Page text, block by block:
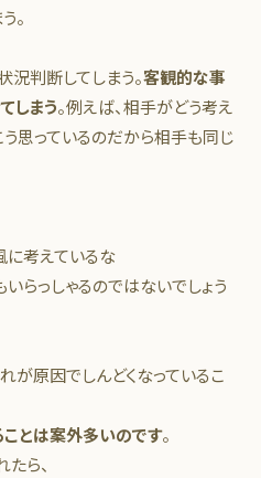
。
判断してしまう。客観的な事
しまう。例えば、相手がどう考え
思っているのだから相手も同じ
に考えているな
らっしゃるのではないでしょう
が原因でしんどくなっているこ
とは案外多いのです。
ら、